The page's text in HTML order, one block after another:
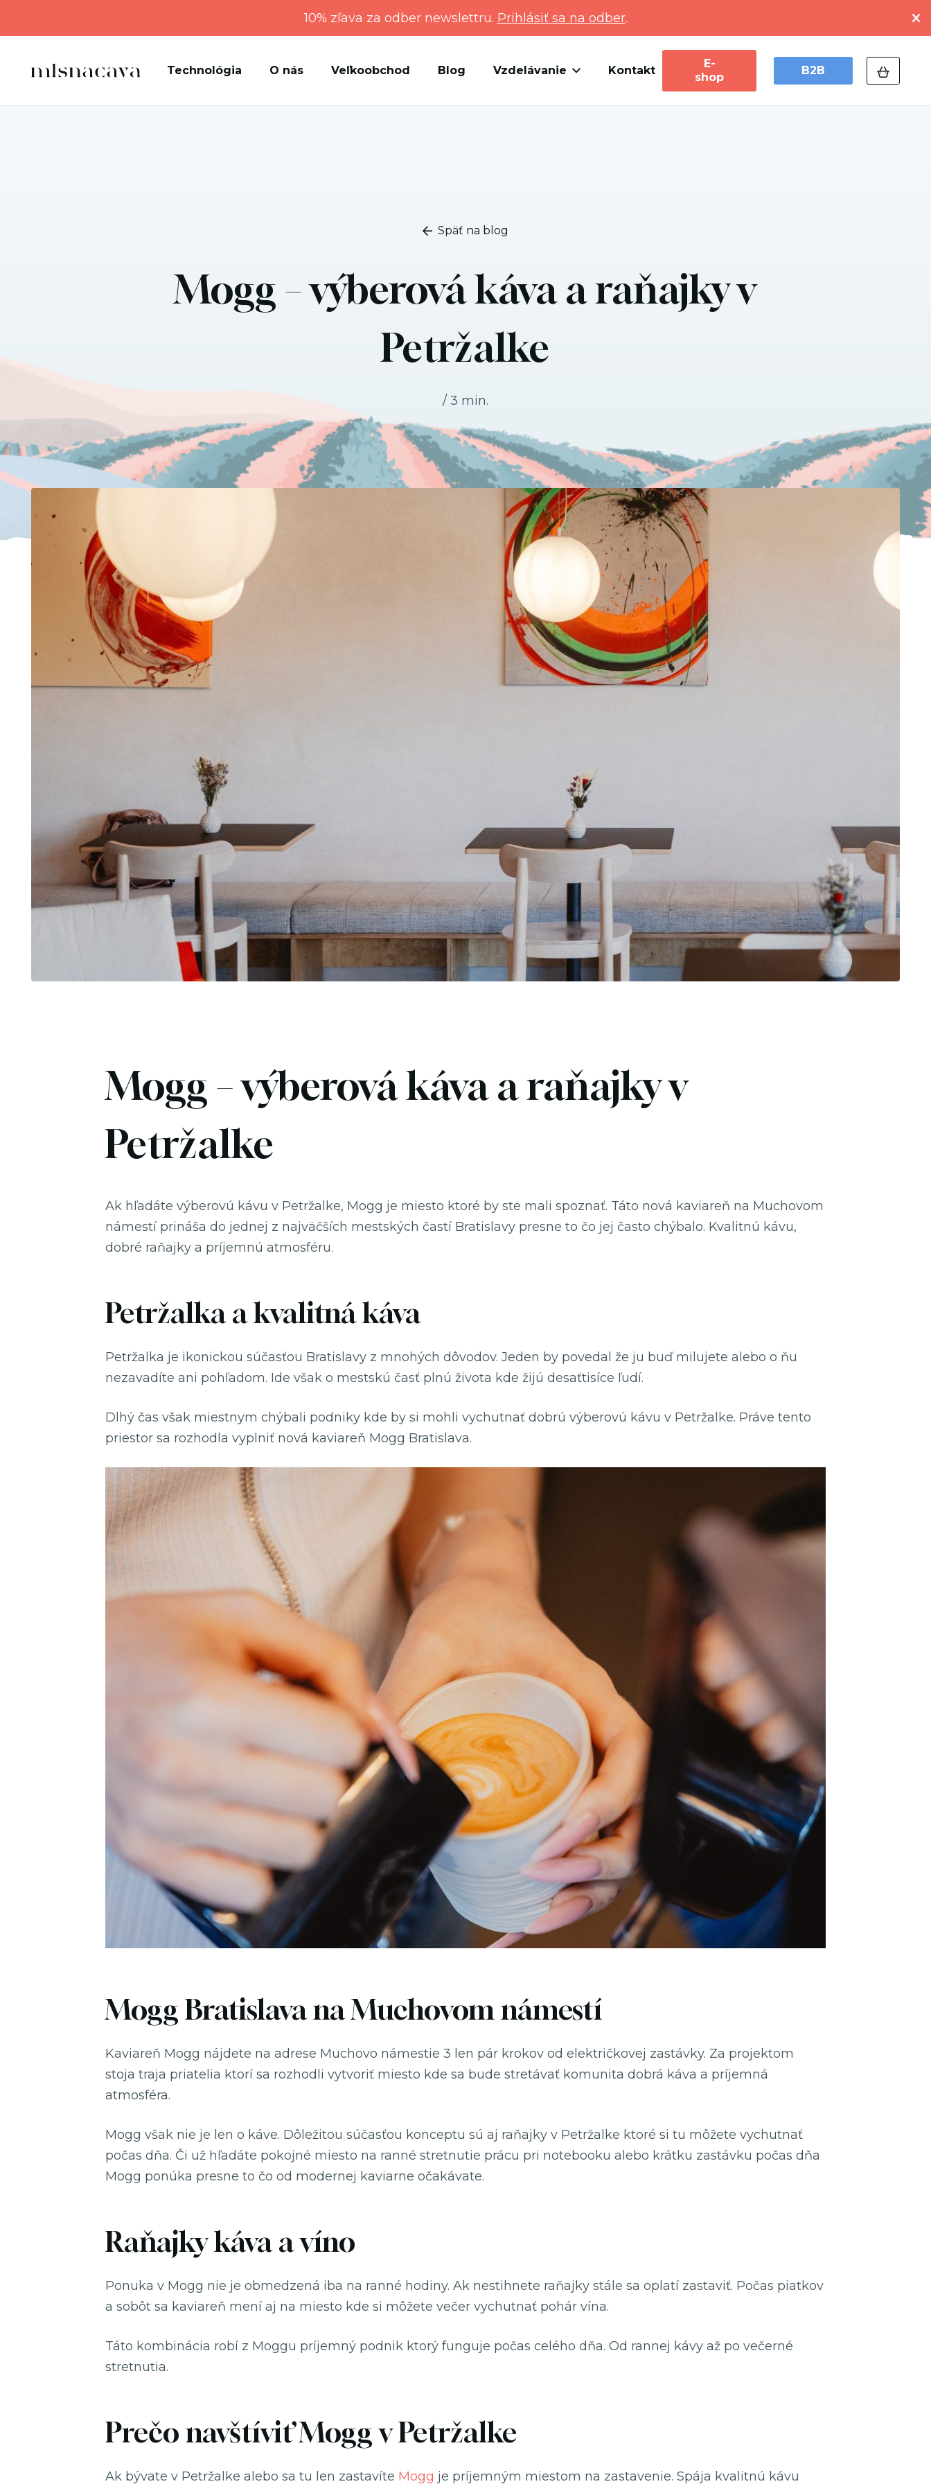
10% zľava za odber newslettru. Prihlásiť sa na odber.
Technológia O nás Veľkoobchod Blog Vzdelávanie Kontakt
E-
shop
B2B
Späť na blog
Mogg – výberová káva a raňajky v
Petržalke
/ 3 min.
Mogg – výberová káva a raňajky v
Petržalke
Ak hľadáte výberovú kávu v Petržalke, Mogg je miesto ktoré by ste mali spoznať. Táto nová kaviareň na Muchovom
námestí prináša do jednej z najväčších mestských častí Bratislavy presne to čo jej často chýbalo. Kvalitnú kávu,
dobré raňajky a príjemnú atmosféru.
Petržalka a kvalitná káva
Petržalka je ikonickou súčasťou Bratislavy z mnohých dôvodov. Jeden by povedal že ju buď milujete alebo o ňu
nezavadíte ani pohľadom. Ide však o mestskú časť plnú života kde žijú desaťtisíce ľudí.
Dlhý čas však miestnym chýbali podniky kde by si mohli vychutnať dobrú výberovú kávu v Petržalke. Práve tento
priestor sa rozhodla vyplniť nová kaviareň Mogg Bratislava.
Mogg Bratislava na Muchovom námestí
Kaviareň Mogg nájdete na adrese Muchovo námestie 3 len pár krokov od električkovej zastávky. Za projektom
stoja traja priatelia ktorí sa rozhodli vytvoriť miesto kde sa bude stretávať komunita dobrá káva a príjemná
atmosféra.
Mogg však nie je len o káve. Dôležitou súčasťou konceptu sú aj raňajky v Petržalke ktoré si tu môžete vychutnať
počas dňa. Či už hľadáte pokojné miesto na ranné stretnutie prácu pri notebooku alebo krátku zastávku počas dňa
Mogg ponúka presne to čo od modernej kaviarne očakávate.
Raňajky káva a víno
Ponuka v Mogg nie je obmedzená iba na ranné hodiny. Ak nestihnete raňajky stále sa oplatí zastaviť. Počas piatkov
a sobôt sa kaviareň mení aj na miesto kde si môžete večer vychutnať pohár vína.
Táto kombinácia robí z Moggu príjemný podnik ktorý funguje počas celého dňa. Od rannej kávy až po večerné
stretnutia.
Prečo navštíviť Mogg v Petržalke
Ak bývate v Petržalke alebo sa tu len zastavíte Mogg je príjemným miestom na zastavenie. Spája kvalitnú kávu